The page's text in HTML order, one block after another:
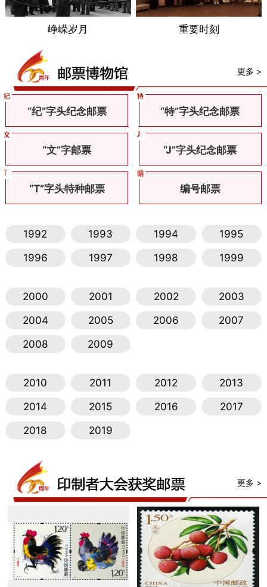
峥嵘岁月 重要时刻
更多 >
“纪”字头纪念邮票 “特”字头纪念邮票
“文”字邮票 “J”字头纪念邮票
“T”字头特种邮票 编号邮票
1992 1993 1994
1995
1996
1997 1998 1999
2000 2001 2002
2003
2004
2005 2006
2007
2008
2009
2010 2011 2012
2013
2014
2015 2016
2017
2018
2019
更多 >